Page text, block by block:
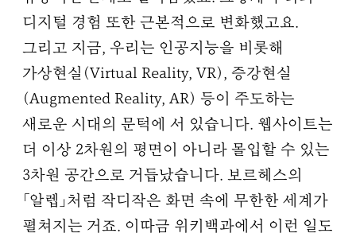
디지털 경험 또한 근본적으로 변화했고요.
그리고 지금, 우리는 인공지능을 비롯해
가상현실(Virtual Reality, VR), 증강현실
(Augmented Reality, AR) 등이 주도하는
새로운 시대의 문턱에 서 있습니다. 웹사이트는
더 이상 2차원의 평면이 아니라 몰입할 수 있는
3차원 공간으로 거듭났습니다. 보르헤스의
「알렙」처럼 작디작은 화면 속에 무한한 세계가
펼쳐지는 거죠. 이따금 위키백과에서 이런 일도